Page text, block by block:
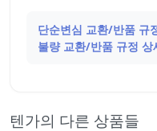
단순변심 교환/반품 규
불량 교환/반품 규정 상
텐가의 다른 상품들